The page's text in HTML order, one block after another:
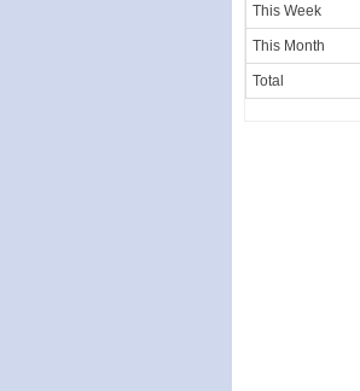
This Week
This Month
Total